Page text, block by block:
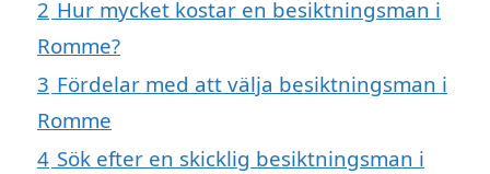
2 Hur mycket kostar en besiktningsman i
Romme?
3 Fördelar med att välja besiktningsman i
Romme
4 Sök efter en skicklig besiktningsman i